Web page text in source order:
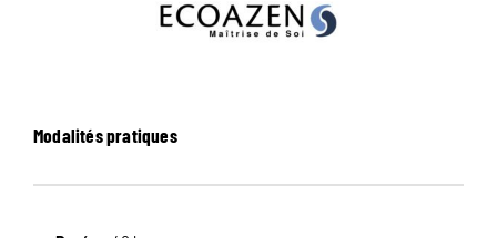
Modalités pratiques